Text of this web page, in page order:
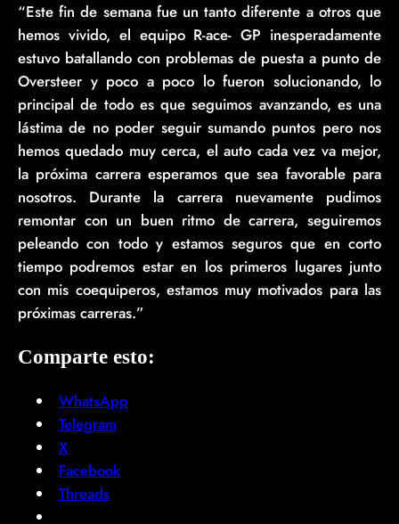
“Este fin de semana fue un tanto diferente a otros que
hemos vivido, el equipo R-ace- GP inesperadamente
estuvo batallando con problemas de puesta a punto de
Oversteer y poco a poco lo fueron solucionando, lo
principal de todo es que seguimos avanzando, es una
lástima de no poder seguir sumando puntos pero nos
hemos quedado muy cerca, el auto cada vez va mejor,
la próxima carrera esperamos que sea favorable para
nosotros. Durante la carrera nuevamente pudimos
remontar con un buen ritmo de carrera, seguiremos
peleando con todo y estamos seguros que en corto
tiempo podremos estar en los primeros lugares junto
con mis coequiperos, estamos muy motivados para las
próximas carreras.”
Comparte esto:
WhatsApp
Telegram
X
Facebook
Threads